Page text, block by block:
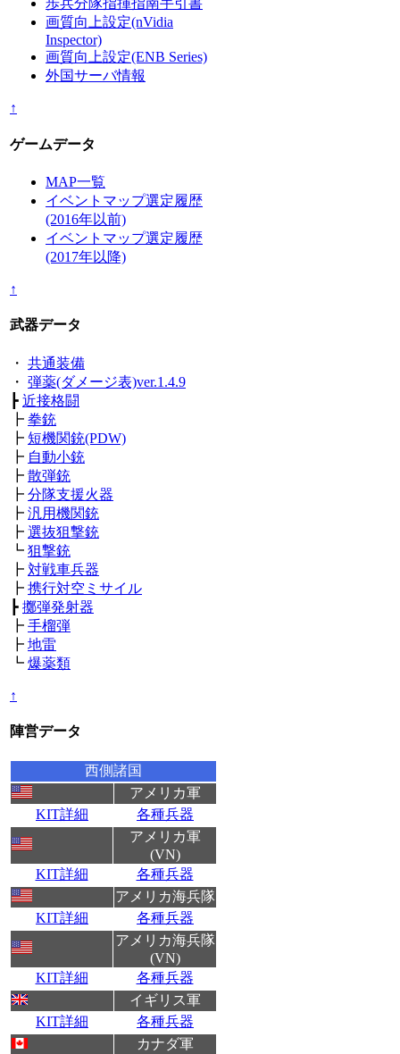
歩兵分隊指揮指南手引書
画質向上設定(nVidia
Inspector)
画質向上設定(ENB Series)
外国サーバ情報
↑
ゲームデータ
MAP一覧
イベントマップ選定履歴
(2016年以前)
イベントマップ選定履歴
(2017年以降)
↑
武器データ
・ 共通装備
・ 弾薬(ダメージ表)ver.1.4.9
┣ 近接格闘
┣ 拳銃
┣ 短機関銃(PDW)
┣ 自動小銃
┣ 散弾銃
┣ 分隊支援火器
┣ 汎用機関銃
┣ 選抜狙撃銃
┗ 狙撃銃
┣ 対戦車兵器
┣ 携行対空ミサイル
┣ 擲弾発射器
┣ 手榴弾
┣ 地雷
┗ 爆薬類
↑
陣営データ
西側諸国
アメリカ軍
KIT詳細
各種兵器
アメリカ軍
(VN)
KIT詳細
各種兵器
アメリカ海兵隊
KIT詳細
各種兵器
アメリカ海兵隊
(VN)
KIT詳細
各種兵器
イギリス軍
KIT詳細
各種兵器
カナダ軍